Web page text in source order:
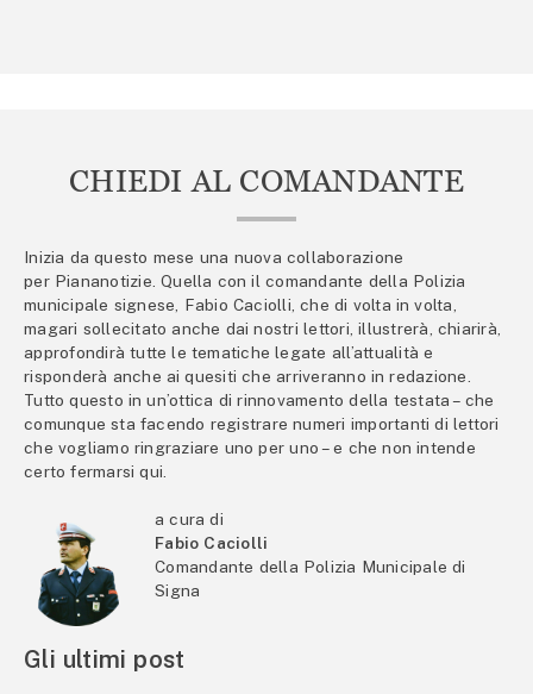
CHIEDI AL COMANDANTE
Inizia da questo mese una nuova collaborazione
per Piananotizie. Quella con il comandante della Polizia
municipale signese, Fabio Caciolli, che di volta in volta,
magari sollecitato anche dai nostri lettori, illustrerà, chiarirà,
approfondirà tutte le tematiche legate all’attualità e
risponderà anche ai quesiti che arriveranno in redazione.
Tutto questo in un’ottica di rinnovamento della testata – che
comunque sta facendo registrare numeri importanti di lettori
che vogliamo ringraziare uno per uno – e che non intende
certo fermarsi qui.
a cura di
Fabio Caciolli
Comandante della Polizia Municipale di
Signa
Gli ultimi post